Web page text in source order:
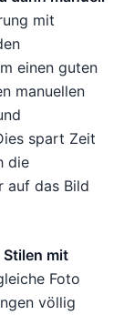
mit
einen guten
manuellen
spart Zeit
die
auf das Bild
mit
Foto
völlig